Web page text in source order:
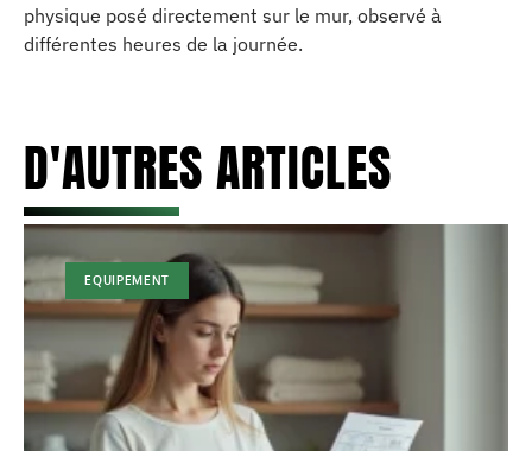
physique posé directement sur le mur, observé à
différentes heures de la journée.
D'AUTRES ARTICLES
EQUIPEMENT